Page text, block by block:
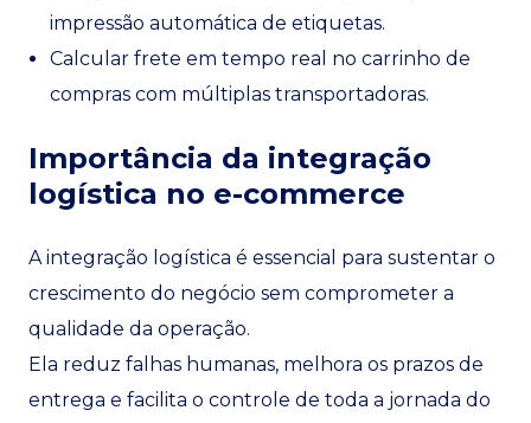
impressão automática de etiquetas.
Calcular frete em tempo real no carrinho de
compras com múltiplas transportadoras.
Importância da integração
logística no e-commerce
A integração logística é essencial para sustentar o
crescimento do negócio sem comprometer a
qualidade da operação.
Ela reduz falhas humanas, melhora os prazos de
entrega e facilita o controle de toda a jornada do